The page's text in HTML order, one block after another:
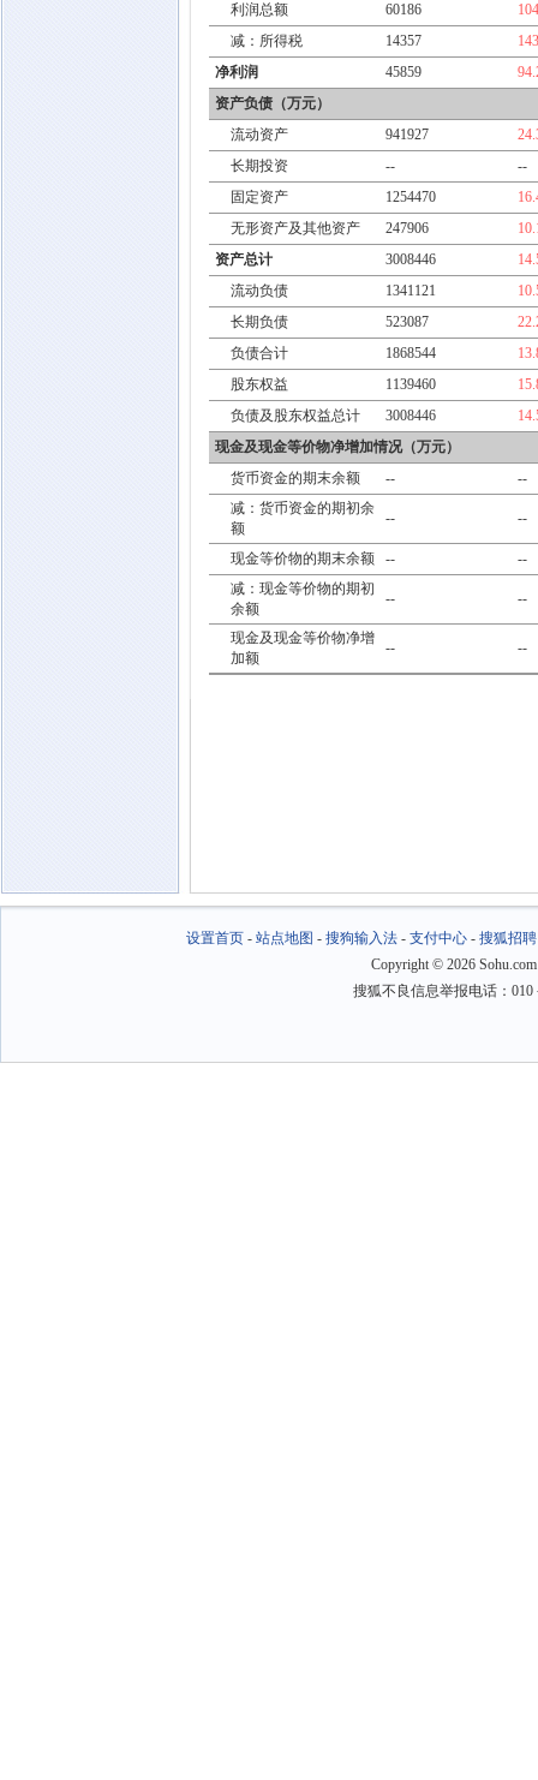
利润总额
60186
减：所得税
14357
净利润
45859
资产负债（万元）
流动资产
941927
长期投资
--
--
固定资产
1254470
无形资产及其他资产
247906
资产总计
3008446
流动负债
1341121
长期负债
523087
负债合计
1868544
股东权益
1139460
负债及股东权益总计
3008446
现金及现金等价物净增加情况（万元）
货币资金的期末余额
--
--
减：货币资金的期初余
额
-- --
现金等价物的期末余额 --
--
减：现金等价物的期初
余额
-- --
现金及现金等价物净增
加额
-- --
设置首页- 站点地图 - 搜狗输入法- 支付中心- 搜狐招聘
Copyright © 2026
搜狐不良信息举报电话：010